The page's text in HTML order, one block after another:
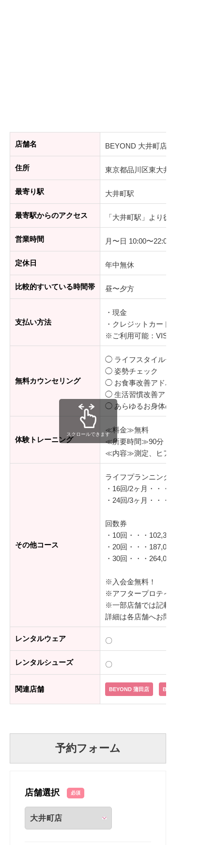
店舗名 BEYOND 大井町店
住所 東京都品川区東大井5-16-9 フィ
最寄り駅 大井町駅
最寄駅からのアクセス 「大井町駅」より徒歩1分
営業時間 月〜日 10:00〜22:00
定休日 年中無休
比較的すいている時間帯 昼〜夕方
支払い方法
・現金
・クレジットカード（分割払いも
※ご利用可能：VISA、master、
無料カウンセリング
◯ ライフスタイルチェック
◯ 姿勢チェック
◯ お食事改善アドバイス
◯ 生活習慣改善アドバイス
◯ あらゆるお身体のお悩み相談
体験トレーニング
≪料金≫無料
≪所要時間≫90分
≪内容≫測定、ヒアリング、体験
その他コース
ライフプランニング
・16回/2ヶ月・・・290,400円（
・24回/3ヶ月・・・435,600円（
回数券
・10回・・・102,300円（税込）
・20回・・・187,000円（税込）
・30回・・・264,000円（税込）
※入会金無料！
※アフタープロテイン付き
※一部店舗では記載の金額より安
詳細は各店舗へお問い合わせくだ
レンタルウェア 〇
レンタルシューズ 〇
関連店舗 BEYOND 蒲田店 BEYOND 学芸大学店
スクロールできます
予約フォーム
店舗選択 必須